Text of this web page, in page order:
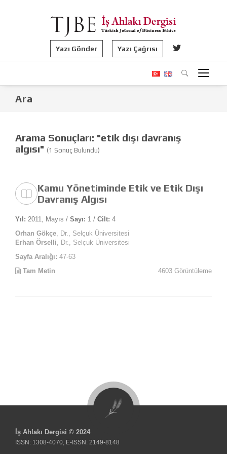
Yazı Gönder Yazı Çağrısı
Ara
Arama Sonuçları: "etik dışı davranış
algısı" (1 Sonuç Bulundu)
Kamu Yönetiminde Etik ve Etik Dışı
Davranış Algısı
Yıl: 2011, Mayıs / Sayı: 1 / Cilt: 4
Orhan Gökçe , Dr., Selçuk Üniversitesi
Erhan Örselli , Dr., Selçuk Üniversitesi
Sayfa Aralığı: 47-63
Tam Metin
4603 Görüntüleme
İş Ahlakı Dergisi © 2024
ISSN: 1308-4070, E-ISSN: 2149-8148